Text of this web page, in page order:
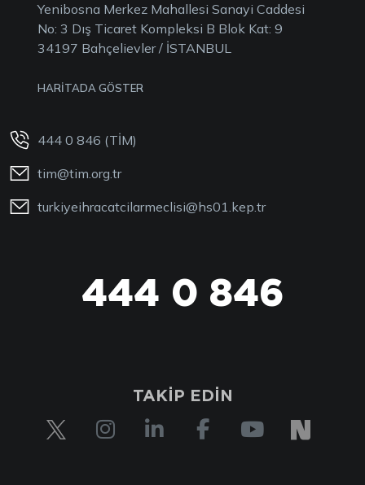
Yenibosna Merkez Mahallesi Sanayi Caddesi
No: 3 Dış Ticaret Kompleksi B Blok Kat: 9
34197 Bahçelievler / İSTANBUL
HARİTADA GÖSTER
444 0 846 (TİM)
tim@tim.org.tr
turkiyeihracatcilarmeclisi@hs01.kep.tr
444 0 846
444 0 TİM
TAKİP EDİN